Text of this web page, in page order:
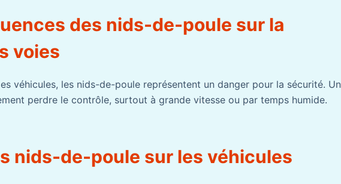
des nids-de-poule sur la
voies
véhicules, les nids-de-poule représentent un danger pour la sécurité. Un
perdre le contrôle, surtout à grande vitesse ou par temps humide.
nids-de-poule sur les véhicules